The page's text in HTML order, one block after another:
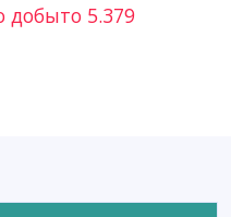
добыто 5.379